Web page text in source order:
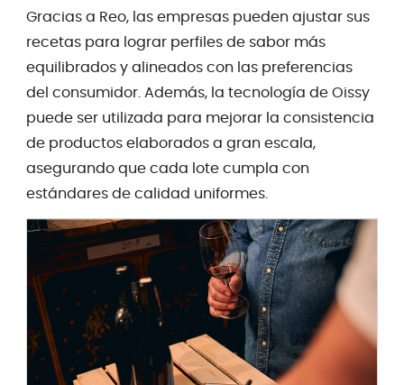
Gracias a Reo, las empresas pueden ajustar sus
recetas para lograr perfiles de sabor más
equilibrados y alineados con las preferencias
del consumidor. Además, la tecnología de Oissy
puede ser utilizada para mejorar la consistencia
de productos elaborados a gran escala,
asegurando que cada lote cumpla con
estándares de calidad uniformes.